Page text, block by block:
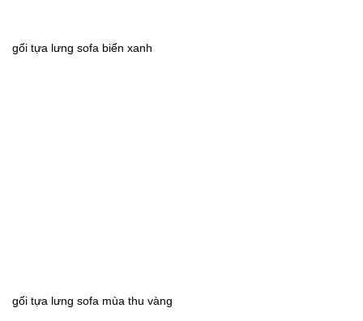
gối tựa lưng sofa biển xanh
gối tựa lưng sofa mùa thu vàng